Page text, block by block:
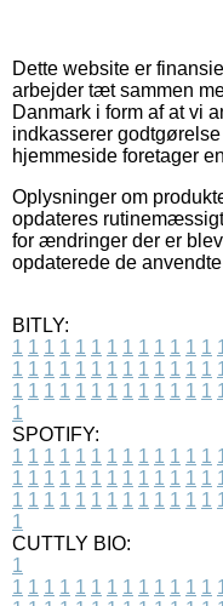
Dette website er
arbejder tæt sammen
Danmark i form af at vi
indkasserer
hjemmeside foretager
Oplysninger om
opdateres
for ændringer der er
opdaterede de
BITLY:
1 1 1 1 1 1 1 1 1 1 1 1 1
1 1 1 1 1 1 1 1 1 1 1 1 1
1 1 1 1 1 1 1 1 1 1 1 1 1
1
SPOTIFY:
1 1 1 1 1 1 1 1 1 1 1 1 1
1 1 1 1 1 1 1 1 1 1 1 1 1
1 1 1 1 1 1 1 1 1 1 1 1 1
1
CUTTLY BIO:
1
1 1 1 1 1 1 1 1 1 1 1 1 1